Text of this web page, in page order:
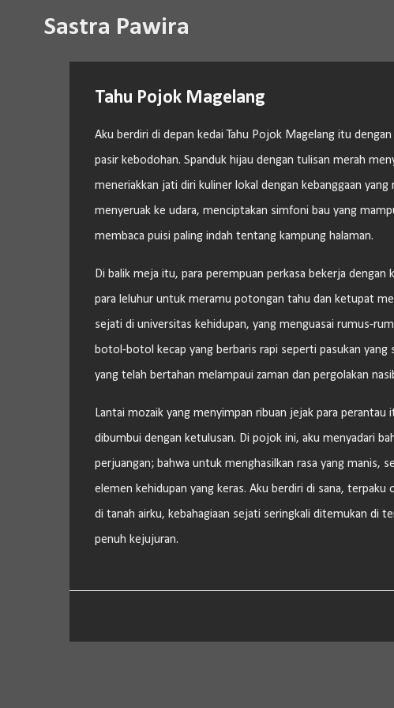
Sastra Pawira
Tahu Pojok Magelang
Aku berdiri di depan kedai Tahu Pojok Magelang itu
pasir kebodohan. Spanduk hijau dengan tulisan merah
meneriakkan jati diri kuliner lokal dengan kebanggaan
menyeruak ke udara, menciptakan simfoni bau yang
membaca puisi paling indah tentang kampung halaman.
Di balik meja itu, para perempuan perkasa bekerja
para leluhur untuk meramu potongan tahu dan ketupat
sejati di universitas kehidupan, yang menguasai rumus-
botol-botol kecap yang berbaris rapi seperti pasukan
yang telah bertahan melampaui zaman dan pergolakan
Lantai mozaik yang menyimpan ribuan jejak para
dibumbui dengan ketulusan. Di pojok ini, aku menyadari
perjuangan; bahwa untuk menghasilkan rasa yang manis,
elemen kehidupan yang keras. Aku berdiri di sana,
di tanah airku, kebahagiaan sejati seringkali ditemukan di
penuh kejujuran.